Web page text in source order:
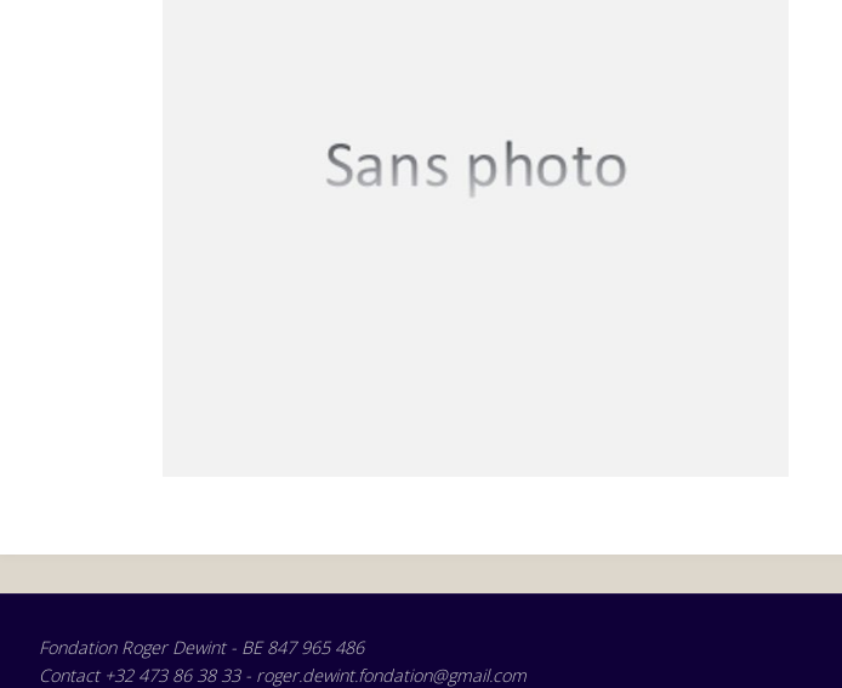
Fondation Roger Dewint - BE 847 965 486
Contact +32 473 86 38 33 - roger.dewint.fondation@gmail.com